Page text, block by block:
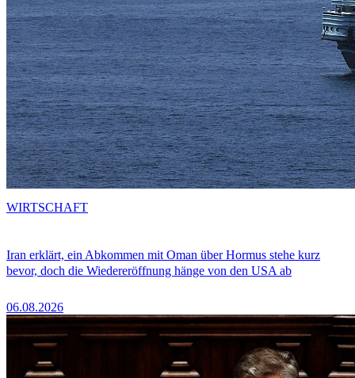
Iran erklärt, ein Abkommen mit Oman über Hormus stehe kurz
bevor, doch die Wiedereröffnung hänge von den USA ab
06.08.2026
WIRTSCHAFT